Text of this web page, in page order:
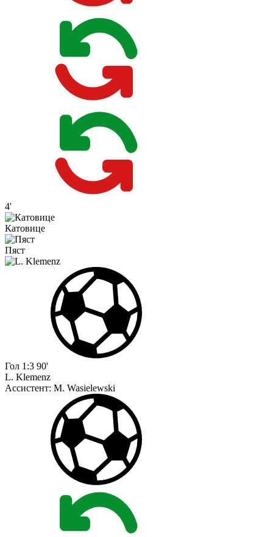
4'
Катовице
Пяст
Гол 1:3 90'
L. Klemenz
Ассистент: M. Wasielewski